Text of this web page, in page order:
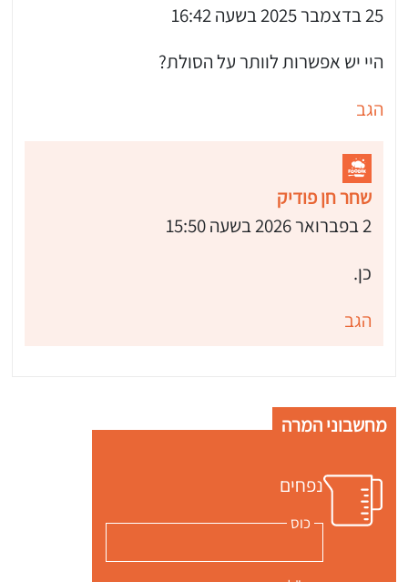
25 בדצמבר 2025 בשעה 16:42
היי יש אפשרות לוותר על הסולת?
הגב
שחר חן פודיק
2 בפברואר 2026 בשעה 15:50
כן.
הגב
מחשבוני המרה
נפחים
כוס